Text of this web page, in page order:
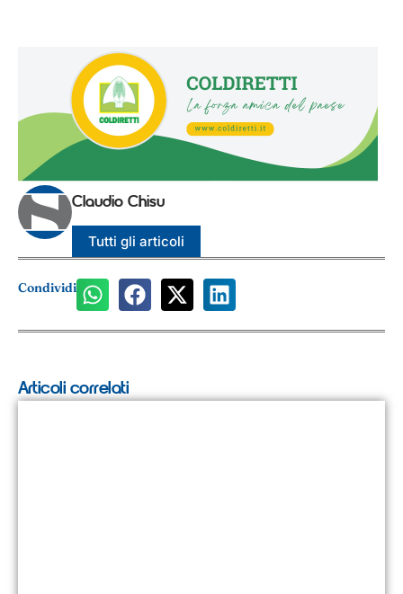
Claudio Chisu
Tutti gli articoli
Condividi
Articoli correlati